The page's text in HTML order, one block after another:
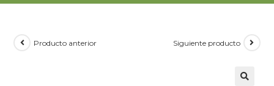
Producto anterior Siguiente producto